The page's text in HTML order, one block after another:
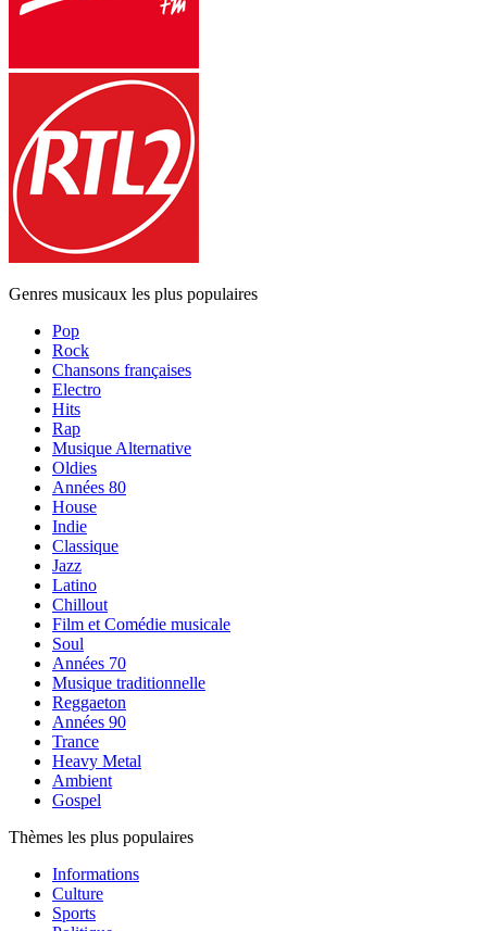
Genres musicaux les plus populaires
Pop
Rock
Chansons françaises
Electro
Hits
Rap
Musique Alternative
Oldies
Années 80
House
Indie
Classique
Jazz
Latino
Chillout
Film et Comédie musicale
Soul
Années 70
Musique traditionnelle
Reggaeton
Années 90
Trance
Heavy Metal
Ambient
Gospel
Thèmes les plus populaires
Informations
Culture
Sports